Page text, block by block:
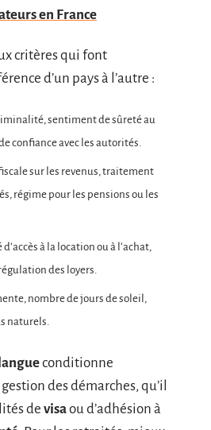
en France
critères qui font
d’un pays à l’autre :
sentiment de sûreté au
confiance avec les autorités.
sur les revenus, traitement
régime pour les pensions ou les
à la location ou à l’achat,
des loyers.
nombre de jours de soleil,
naturels.
conditionne
des démarches, qu’il
de visaou d’adhésion à